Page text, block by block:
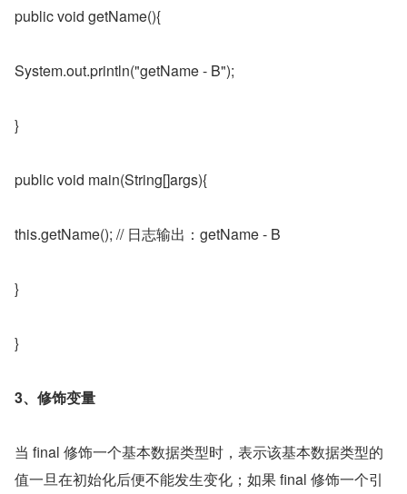
public void getName(){
System.out.println("getName - B");
}
public void main(String[]args){
this.getName(); // 日志输出：getName - B
}
}
3、修饰变量
当 final 修饰一个基本数据类型时，表示该基本数据类型的
值一旦在初始化后便不能发生变化；如果 final 修饰一个引